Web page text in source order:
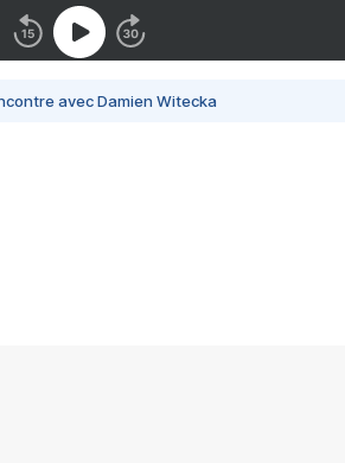
avec Damien Witecka